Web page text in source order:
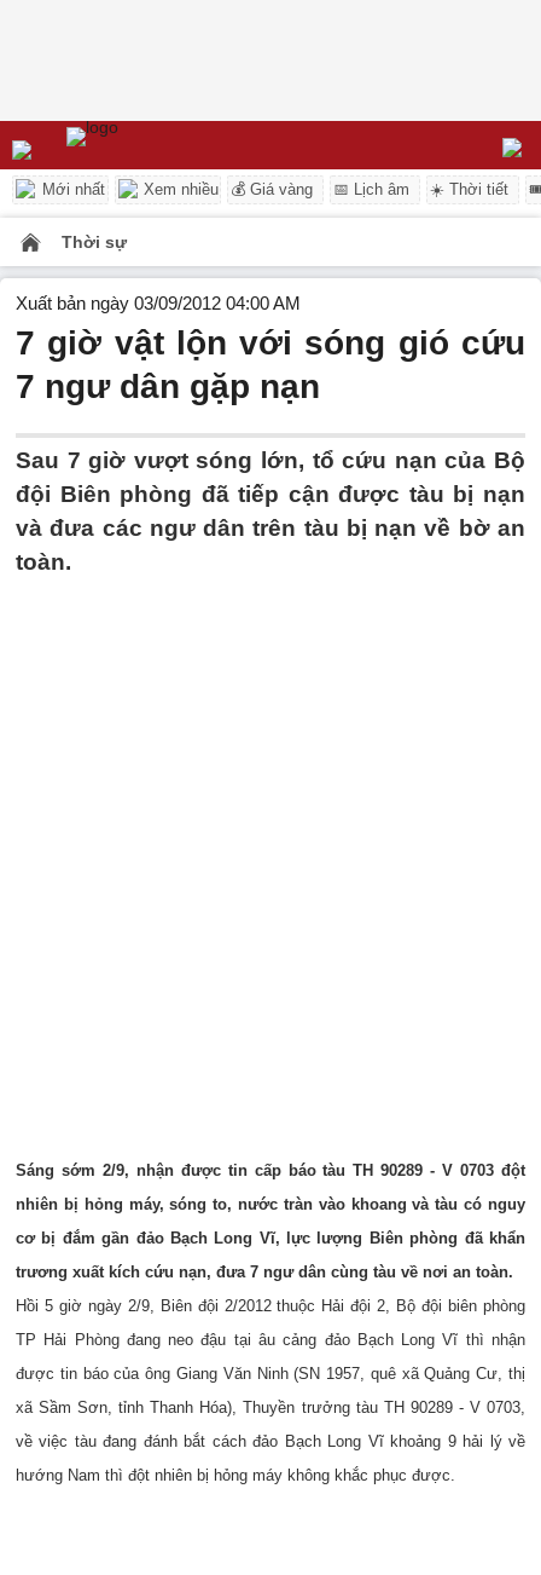
Mới nhất Xem nhiều 💰 Giá vàng 📅 Lịch âm ☀️ Thời tiết
Thời sự
Xuất bản ngày 03/09/2012 04:00 AM
7 giờ vật lộn với sóng gió cứu
7 ngư dân gặp nạn
Sau 7 giờ vượt sóng lớn, tổ cứu nạn của Bộ
đội Biên phòng đã tiếp cận được tàu bị nạn
và đưa các ngư dân trên tàu bị nạn về bờ an
toàn.
Sáng sớm 2/9, nhận được tin cấp báo tàu TH 90289 - V 0703 đột
nhiên bị hỏng máy, sóng to, nước tràn vào khoang và tàu có nguy
cơ bị đắm gần đảo Bạch Long Vĩ, lực lượng Biên phòng đã khẩn
trương xuất kích cứu nạn, đưa 7 ngư dân cùng tàu về nơi an toàn.
Hồi 5 giờ ngày 2/9, Biên đội 2/2012 thuộc Hải đội 2, Bộ đội biên phòng
TP Hải Phòng đang neo đậu tại âu cảng đảo Bạch Long Vĩ thì nhận
được tin báo của ông Giang Văn Ninh (SN 1957, quê xã Quảng Cư, thị
xã Sầm Sơn, tỉnh Thanh Hóa), Thuyền trưởng tàu TH 90289 - V 0703,
về việc tàu đang đánh bắt cách đảo Bạch Long Vĩ khoảng 9 hải lý về
hướng Nam thì đột nhiên bị hỏng máy không khắc phục được.